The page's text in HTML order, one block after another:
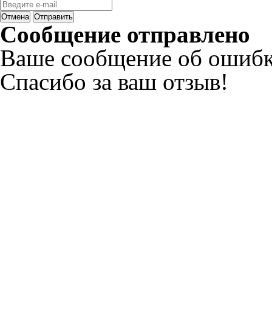
Отмена Отправить
Сообщение отправлено
Ваше сообщение об
Спасибо за ваш отзыв!